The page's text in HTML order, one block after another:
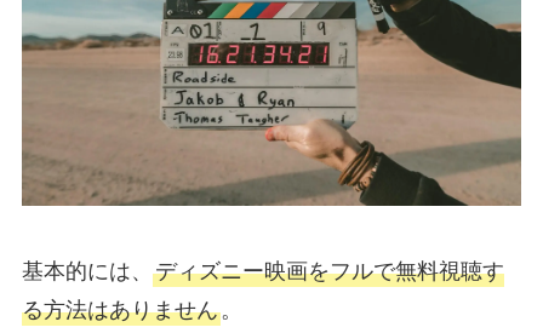
基本的には、 ディズニー映画をフルで無料視聴す
る方法はありません。